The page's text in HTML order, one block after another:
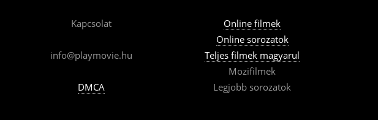
Kapcsolat
info@playmovie.hu
DMCA
Online filmek
Online sorozatok
Teljes filmek magyarul
Mozifilmek
Legjobb sorozatok